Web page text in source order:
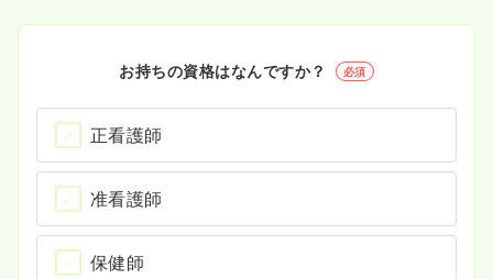
お持ちの資格はなんですか？ 必須
正看護師
准看護師
保健師